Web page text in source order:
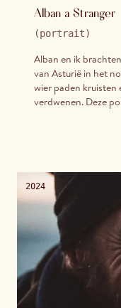
Alban a Stranger
(portrait)
Alban en ik
van Asturië in het
wier paden kruisten
verdwenen. Deze
het kader
2024